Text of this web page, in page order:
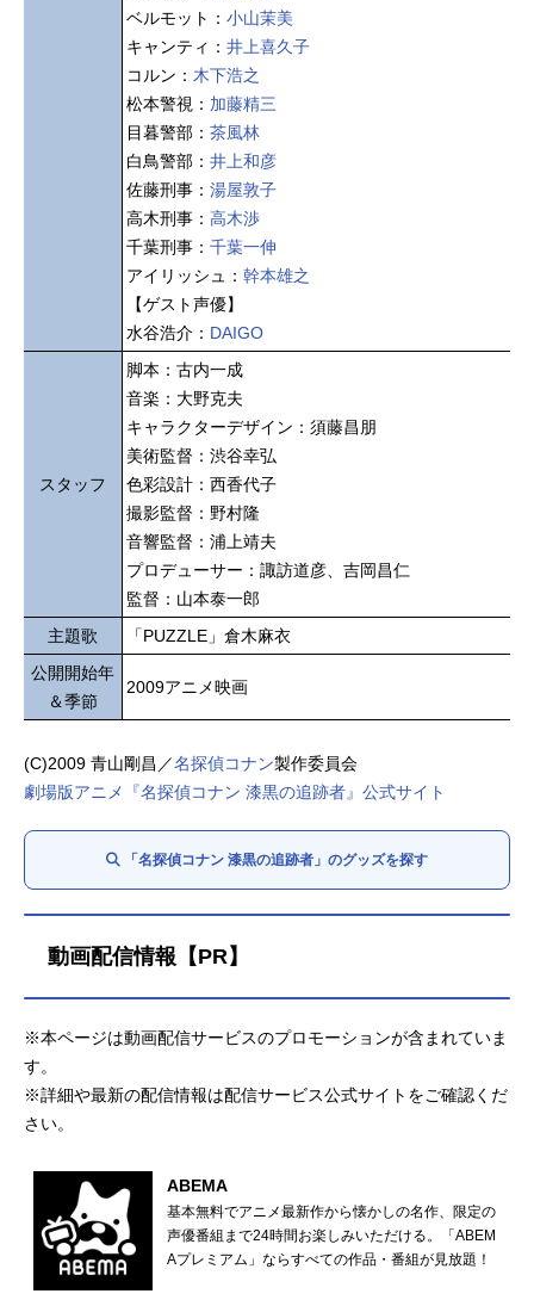
ベルモット： 小山茉美
キャンティ： 井上喜久子
コルン： 木下浩之
松本警視： 加藤精三
目暮警部： 茶風林
白鳥警部： 井上和彦
佐藤刑事： 湯屋敦子
高木刑事： 高木渉
千葉刑事： 千葉一伸
アイリッシュ： 幹本雄之
【ゲスト声優】
水谷浩介： DAIGO
スタッフ
脚本：古内一成
音楽：大野克夫
キャラクターデザイン：須藤昌朋
美術監督：渋谷幸弘
色彩設計：西香代子
撮影監督：野村隆
音響監督：浦上靖夫
プロデューサー：諏訪道彦、吉岡昌仁
監督：山本泰一郎
主題歌
「PUZZLE」倉木麻衣
公開開始年
＆季節
2009アニメ映画
(C)2009 青山剛昌／名探偵コナン製作委員会
劇場版アニメ『名探偵コナン 漆黒の追跡者』公式サイト
「名探偵コナン 漆黒の追跡者」のグッズを探す
動画配信情報【PR】
※本ページは動画配信サービスのプロモーションが含まれていま
す。
※詳細や最新の配信情報は配信サービス公式サイトをご確認くだ
さい。
ABEMA
基本無料でアニメ最新作から懐かしの名作、限定の
声優番組まで24時間お楽しみいただける。「ABEM
Aプレミアム」ならすべての作品・番組が見放題！